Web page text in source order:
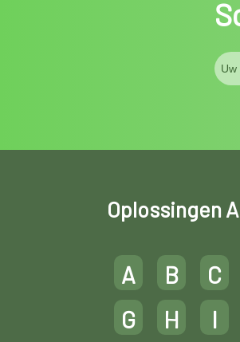
Oplossingen
A B C
G
H I